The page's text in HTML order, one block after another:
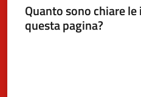
Quanto sono chiare
questa pagina?